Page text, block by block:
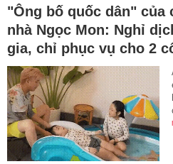
"Ông bố quốc dân" của
nhà Ngọc Mon: Nghỉ
gia, chỉ phục vụ cho 2